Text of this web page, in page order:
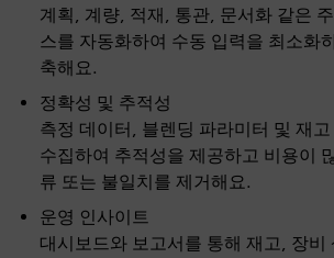
계획, 계량, 적재, 통관, 문서화 같은
스를 자동화하여 수동 입력을 최소화
축해요.
정확성 및 추적성
측정 데이터, 블렌딩 파라미터 및 재
수집하여 추적성을 제공하고 비용이
류 또는 불일치를 제거해요.
운영 인사이트
대시보드와 보고서를 통해 재고, 장비